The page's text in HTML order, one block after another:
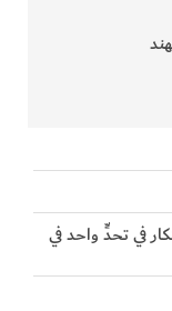
10 مجالات ابتكار في تحدٍّ واحد في